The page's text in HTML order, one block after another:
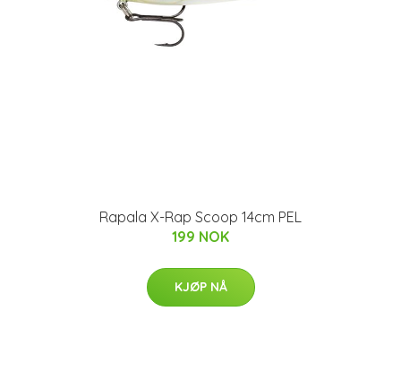
Rapala X-Rap Scoop 14cm PEL
199 NOK
KJØP NÅ